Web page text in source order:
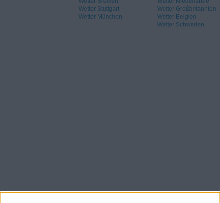
Wetter Stuttgart
Wetter München
Wetter Großbritannien
Wetter Belgien
Wetter Schweden